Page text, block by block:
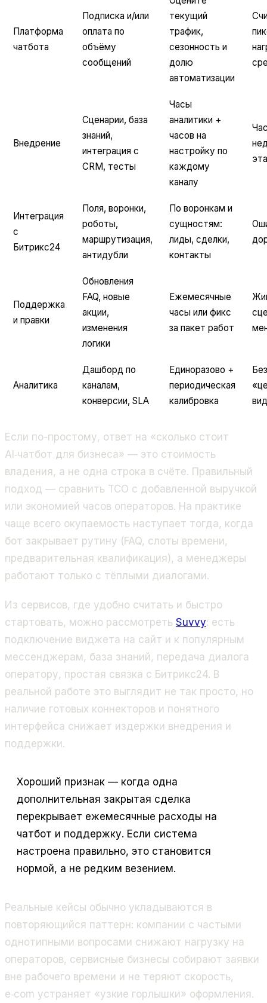
Платформа
чатбота
Подписка и/или
оплата по
объёму
сообщений
текущий
трафик,
сезонность и
долю
автоматизации
Внедрение
Сценарии, база
знаний,
интеграция с
CRM, тесты
Часы
аналитики +
часов на
настройку по
каждому
каналу
Интеграция
с
Битрикс24
Поля, воронки,
роботы,
маршрутизация,
антидубли
По воронкам и
сущностям:
лиды, сделки,
контакты
Поддержка
и правки
Обновления
FAQ, новые
акции,
изменения
логики
Ежемесячные
часы или фикс
за пакет работ
Аналитика
Дашборд по
каналам,
конверсии, SLA
Единоразово +
периодическая
калибровка
Если по-простому, ответ на «сколько стоит
AI‑чатбот для бизнеса» — это стоимость
владения, а не одна строка в счёте. Правильный
подход — сравнить TCO с добавленной выручкой
или экономией часов операторов. На практике
чаще всего окупаемость наступает тогда, когда
бот закрывает рутину (FAQ, слоты времени,
предварительная квалификация), а менеджеры
работают только с тёплыми диалогами.
Из сервисов, где удобно считать и быстро
стартовать, можно рассмотреть Suvvy: есть
подключение виджета на сайт и к популярным
мессенджерам, база знаний, передача диалога
оператору, простая связка с Битрикс24. В
реальной работе это выглядит не так просто, но
наличие готовых коннекторов и понятного
интерфейса снижает издержки внедрения и
поддержки.
Хороший признак — когда одна
дополнительная закрытая сделка
перекрывает ежемесячные расходы на
чатбот и поддержку. Если система
настроена правильно, это становится
нормой, а не редким везением.
Реальные кейсы обычно укладываются в
повторяющийся паттерн: компании с частыми
однотипными вопросами снижают нагрузку на
операторов, сервисные бизнесы собирают заявки
вне рабочего времени и не теряют скорость,
e‑com устраняет «узкие горлышки» оформления.